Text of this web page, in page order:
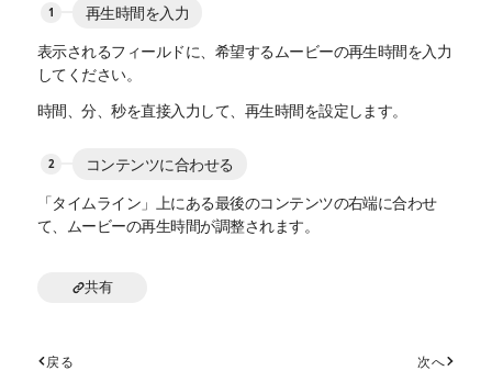
再生時間を入力
表示されるフィールドに、希望するムービーの再生時間を入力
してください。
時間、分、秒を直接入力して、再生時間を設定します。
コンテンツに合わせる
「タイムライン」上にある最後のコンテンツの右端に合わせ
て、ムービーの再生時間が調整されます。
共有
戻る 次へ